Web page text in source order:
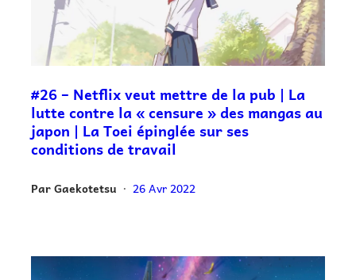
#26 – Netflix veut mettre de la pub | La
lutte contre la « censure » des mangas au
japon | La Toei épinglée sur ses
conditions de travail
ParGaekotetsu • 26 Avr 2022